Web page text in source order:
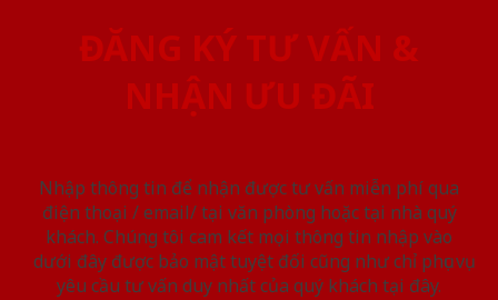
ĐĂNG KÝ TƯ VẤN &
NHẬN ƯU ĐÃI
Nhập thông tin để nhận được tư vấn miễn phí qua
điện thoại / email/ tại văn phòng hoặc tại nhà quý
khách. Chúng tôi cam kết mọi thông tin nhập vào
dưới đây được bảo mật tuyệt đối cũng như chỉ phục vụ
yêu cầu tư vấn duy nhất của quý khách tại đây.